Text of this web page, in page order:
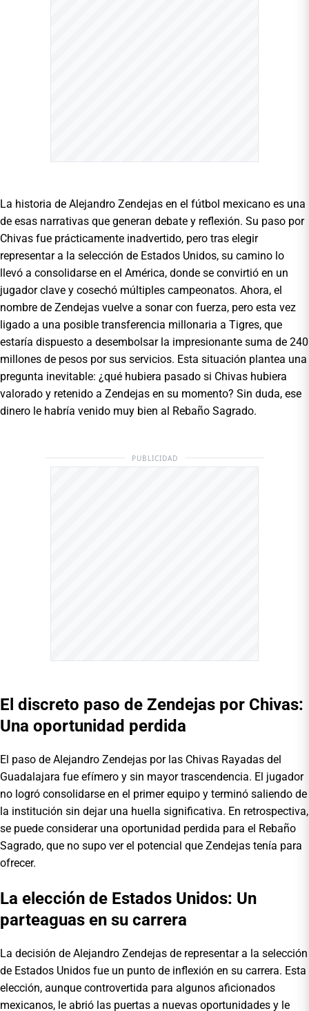
La historia de Alejandro Zendejas en el fútbol mexicano es una
de esas narrativas que generan debate y reflexión. Su paso por
Chivas fue prácticamente inadvertido, pero tras elegir
representar a la selección de Estados Unidos, su camino lo
llevó a consolidarse en el América, donde se convirtió en un
jugador clave y cosechó múltiples campeonatos. Ahora, el
nombre de Zendejas vuelve a sonar con fuerza, pero esta vez
ligado a una posible transferencia millonaria a Tigres, que
estaría dispuesto a desembolsar la impresionante suma de 240
millones de pesos por sus servicios. Esta situación plantea una
pregunta inevitable: ¿qué hubiera pasado si Chivas hubiera
valorado y retenido a Zendejas en su momento? Sin duda, ese
dinero le habría venido muy bien al Rebaño Sagrado.
PUBLICIDAD
El discreto paso de Zendejas por Chivas:
Una oportunidad perdida
El paso de Alejandro Zendejas por las Chivas Rayadas del
Guadalajara fue efímero y sin mayor trascendencia. El jugador
no logró consolidarse en el primer equipo y terminó saliendo de
la institución sin dejar una huella significativa. En retrospectiva,
se puede considerar una oportunidad perdida para el Rebaño
Sagrado, que no supo ver el potencial que Zendejas tenía para
ofrecer.
La elección de Estados Unidos: Un
parteaguas en su carrera
La decisión de Alejandro Zendejas de representar a la selección
de Estados Unidos fue un punto de inflexión en su carrera. Esta
elección, aunque controvertida para algunos aficionados
mexicanos, le abrió las puertas a nuevas oportunidades y le